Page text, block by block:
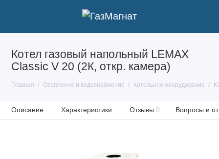
Котел газовый напольный LEMAX
Classic V 20 (2К, откр. камера)
Главная Отопление и водоснабжение Котельное оборудование
Описание Характеристики Отзывы 0 Вопросы и